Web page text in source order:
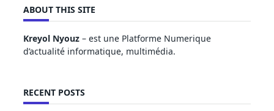
ABOUT THIS SITE
Kreyol Nyouz – est une Platforme Numerique
d’actualité informatique, multimédia.
RECENT POSTS